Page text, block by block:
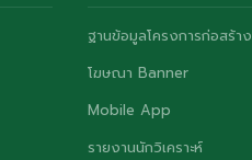
ฐานข้อมูลโครงการก่อสร้าง
โฆษณา Banner
Mobile App
รายงานนักวิเคราะห์